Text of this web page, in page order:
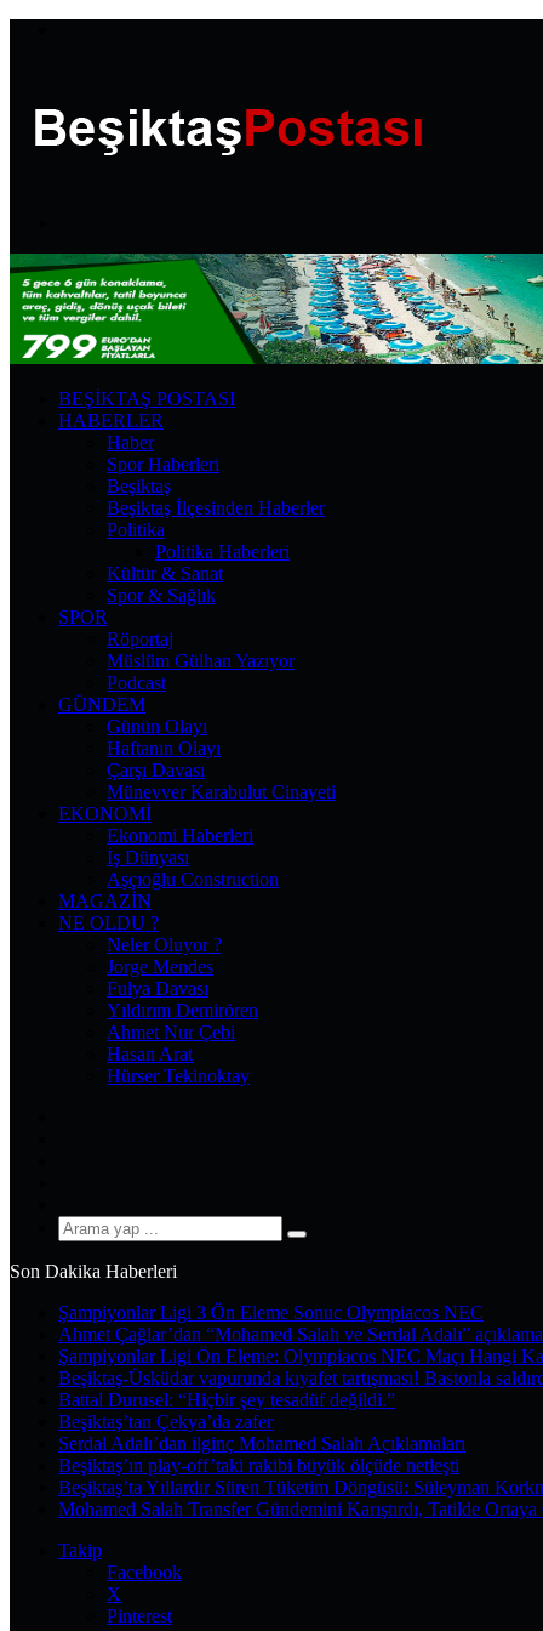
...
BEŞIKTAŞ POSTASI
HABERLER
Haber
Spor Haberleri
Beşiktaş
Beşiktaş İlçesinden Haberler
Politika
Politika Haberleri
Kültür & Sanat
Spor & Sağlık
SPOR
Röportaj
Müslüm Gülhan Yazıyor
Podcast
GÜNDEM
Günün Olayı
Haftanın Olayı
Çarşı Davası
Münevver Karabulut Cinayeti
EKONOMI
Ekonomi Haberleri
İş Dünyası
Aşçıoğlu Construction
MAGAZIN
NE OLDU ?
Neler Oluyor ?
Jorge Mendes
Fulya Davası
Yıldırım Demirören
Ahmet Nur Çebi
Hasan Arat
Hürser Tekinoktay
Arama
Son Dakika Haberleri
Şampiyonlar Ligi 3 Ön Eleme Sonuc Olympiacos NEC
Ahmet Çağlar’dan “Mohamed Salah ve Serdal Adalı”
Şampiyonlar Ligi Ön Eleme: Olympiacos NEC Maçı Hangi
Beşiktaş-Üsküdar vapurunda kıyafet tartışması! Bastonla
Battal Durusel: “Hiçbir şey tesadüf değildi.”
Beşiktaş’tan Çekya’da zafer
Serdal Adalı’dan ilginç Mohamed Salah Açıklamaları
Beşiktaş’ın play-off’taki rakibi büyük ölçüde netleşti
Beşiktaş’ta Yıllardır Süren Tüketim Döngüsü: Süleyman
Mohamed Salah Transfer Gündemini Karıştırdı, Tatilde Ortaya
Takip
Facebook
X
Pinterest